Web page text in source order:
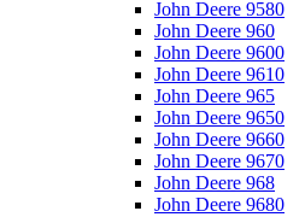
John Deere 9580
John Deere 960
John Deere 9600
John Deere 9610
John Deere 965
John Deere 9650
John Deere 9660
John Deere 9670
John Deere 968
John Deere 9680